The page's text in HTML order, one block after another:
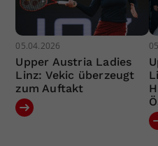
05.04.2026
Upper Austria Ladies
Linz: Vekic überzeugt
zum Auftakt